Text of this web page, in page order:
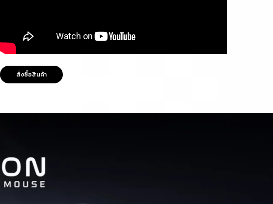
สั่งซื้อสินค้า